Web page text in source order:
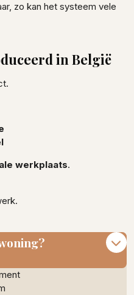
zo kan het systeem vele
in België
werkplaats.